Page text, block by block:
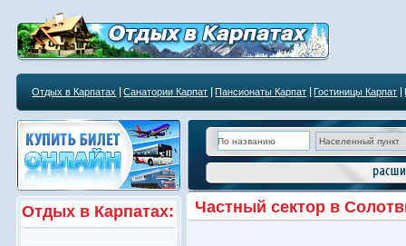
Отдых в Карпатах Санатории Карпат Пансионаты Карпат Гостиницы Карпат
Отдых в Карпатах: Частный сектор в